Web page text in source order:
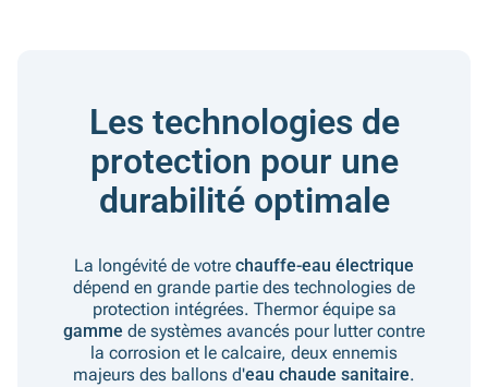
Les technologies de
protection pour une
durabilité optimale
La longévité de votre chauffe-eau électrique
dépend en grande partie des technologies de
protection intégrées. Thermor équipe sa
gamme de systèmes avancés pour lutter contre
la corrosion et le calcaire, deux ennemis
majeurs des ballons d'eau chaude sanitaire.